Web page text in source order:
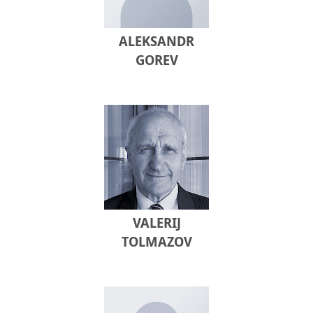
ALEKSANDR
GOREV
VALERIJ
TOLMAZOV